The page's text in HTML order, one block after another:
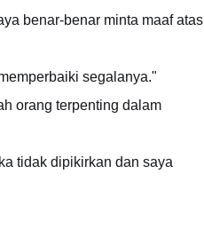
benar-benar minta maaf atas
segalanya."
orang terpenting dalam
tidak dipikirkan dan saya